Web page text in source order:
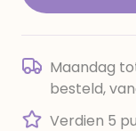
Maandag
besteld,
Verdien 5